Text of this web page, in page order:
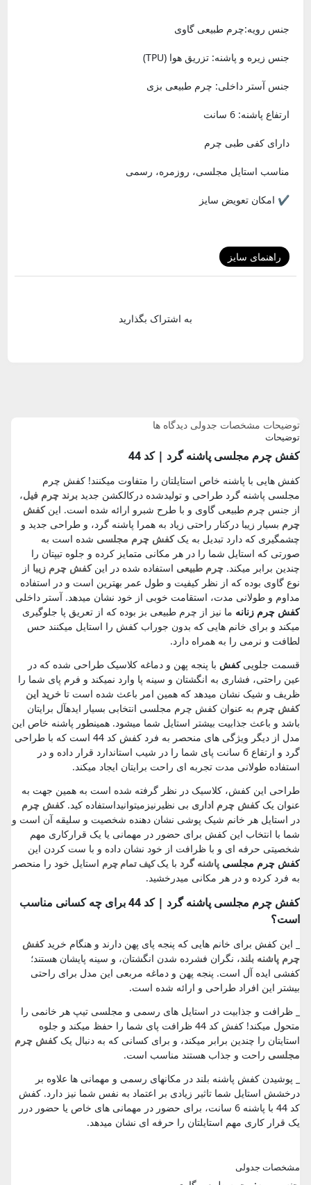
جنس رویه:چرم طبیعی گاوی
جنس زیره و پاشنه: تزریق هوا (TPU)
جنس آستر داخلی: چرم طبیعی بزی
ارتفاع پاشنه: 6 سانت
دارای کفی طبی چرم
مناسب استایل مجلسی، روزمره، رسمی
✔️ امکان تعویض سایز
راهنمای سایز
به اشتراک بگذارید
توضیحات مشخصات جدولی دیدگاه ها
توضیحات
کفش چرم مجلسی پاشنه گرد | کد 44
کفش هایی با پاشنه خاص استایلتان را متفاوت میکنند! کفش چرم
مجلسی پاشنه گرد طراحی و تولیدشده درکالکشن جدیدبرند چرم فیل،
از جنس چرم طبیعی گاوی و با طرح شبرو ارائه شده است. اینکفش
چرم بسیار زیبا درکنار راحتی زیاد به همرا پاشنه گرد، و طراحی جدید و
چشمگیری که دارد تبدیل به یککفش چرم مجلسی شده است به
صورتی که استایل شما را در هر مکانی متمایز کرده و جلوه تیپتان را
چندین برابر میکند.چرم طبیعی استفاده شده در اینکفش چرم زیبا از
نوع گاوی بوده که از نظر کیفیت و طول عمر بهترین است و در استفاده
مداوم و طولانی مدت، استقامت خوبی از خود نشان میدهد. آستر داخلی
کفش چرم زنانه ما نیز از چرم طبیعی بز بوده که از تعریق پا جلوگیری
میکند و برای خانم هایی که بدون جوراب کفش را استایل میکنند حس
لطافت و نرمی را به همراه دارد.
قسمت جلوییکفش با پنجه پهن و دماغه کلاسیک طراحی شده که در
عین راحتی، فشاری به انگشتان و سینه پا وارد نمیکند و فرم پای شما را
ظریف و شیک نشان میدهد که همین امر باعث شده است تاخرید این
کفش چرم به عنوان کفش چرم مجلسی انتخابی بسیار ایدهآل برایتان
باشد و باعث جذابیت بیشتر استایل شما میشود. همینطور پاشنه خاص این
مدل از دیگر ویژگی های منحصر به فرد کفش کد 44 است که با طراحی
گرد و ارتفاع 6 سانت پای شما را در شیب استاندارد قرار داده و در
استفاده طولانی مدت تجربه ای راحت برایتان ایجاد میکند.
طراحی این کفش، کلاسیک در نظر گرفته شده است به همین جهت به
عنوان یککفش چرم اداری بی نظیرنیزمیتوانیداستفاده کید.کفش چرم
در استایل هر خانم شیک پوشی نشان دهنده شخصیت و سلیقه آن است و
شما با انتخاب این کفش برای حضور در مهمانی یا یک قرارکاری مهم
شخصیتی حرفه ای و با ظرافت از خود نشان داده و با ست کردن این
کفش چرم مجلسی پاشنه گرد با یککیف تمام چرم استایل خود را منحصر
به فرد کرده و در هر مکانی میدرخشید.
کفش چرم مجلسی پاشنه گرد | کد 44 برای چه کسانی مناسب
است؟
_ این کفش برای خانم هایی که پنجه پای پهن دارند و هنگام خریدکفش
چرم پاشنه بلند، نگران فشرده شدن انگشتان، و سینه پایشان هستند؛
کفشی ایده آل است. پنجه پهن و دماغه مربعی این مدل برای راحتی
بیشتر این افراد طراحی و ارائه شده است.
_ ظرافت و جذابیت در استایل های رسمی و مجلسی تیپ هر خانمی را
متحول میکند! کفش کد 44 ظرافت پای شما را حفظ میکند و جلوه
استایتان را چندین برابر میکند، و برای کسانی که به دنبال یککفش چرم
مجلسی راحت و جذاب هستند مناسب است.
_ پوشیدن کفش پاشنه بلند در مکانهای رسمی و مهمانی ها علاوه بر
درخشش استایل شما تاثیر زیادی بر اعتماد به نفس شما نیز دارد. کفش
کد 44 با پاشنه 6 سانت، برای حضور در مهمانی های خاص یا حضور درر
یک قرار کاری مهم استایلتان را حرفه ای نشان میدهد.
مشخصات جدولی